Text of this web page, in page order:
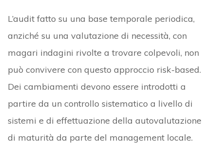
L’audit fatto su una base temporale periodica,
anziché su una valutazione di necessità, con
magari indagini rivolte a trovare colpevoli, non
può convivere con questo approccio risk-based.
Dei cambiamenti devono essere introdotti a
partire da un controllo sistematico a livello di
sistemi e di effettuazione della autovalutazione
di maturità da parte del management locale.